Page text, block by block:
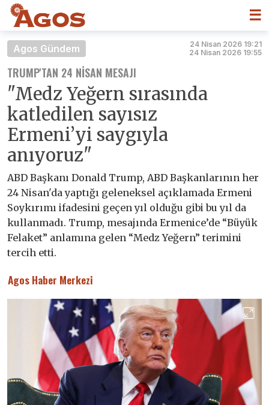
☰
Agos Gündem
24 Nisan 2026 19:21
24 Nisan 2026 19:55
TRUMP'TAN 24 NISAN MESAJI
"Medz Yeğern sırasında
katledilen sayısız
Ermeni’yi saygıyla
anıyoruz"
ABD Başkanı Donald Trump, ABD Başkanlarının her
24 Nisan'da yaptığı geleneksel açıklamada Ermeni
Soykırımı ifadesini geçen yıl olduğu gibi bu yıl da
kullanmadı. Trump, mesajında Ermenice’de “Büyük
Felaket” anlamına gelen “Medz Yeğern” terimini
tercih etti.
Agos Haber Merkezi